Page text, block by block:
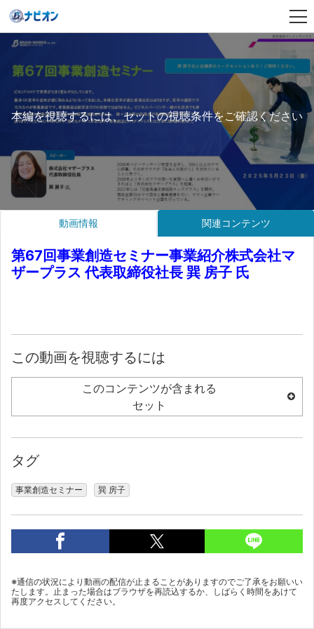
本編を視聴するには、セットの視聴条件をご確認ください
動画情報 関連コンテンツ
第67回事業創造セミナー事業紹介株式会社マ
ザープラス 代表取締役社長 巽 房子 氏
この動画を視聴するには
このコンテンツが含まれる
セット
タグ
事業創造セミナー 巽 房子
※通信の状況により動画の配信が止まることがありますのでご了承をお願いい
たします。止まった場合はブラウザを再読込するか、しばらく時間をあけて
再度アクセスしてください。